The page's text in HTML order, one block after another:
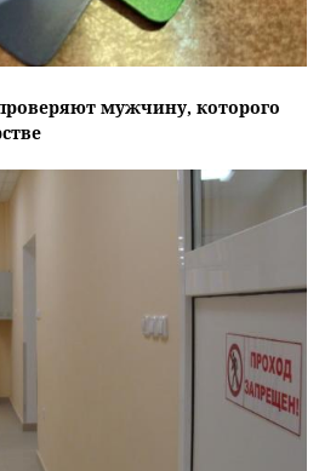
мужчину, которого